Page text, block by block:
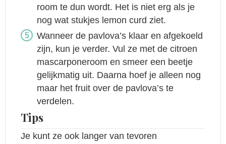
room te dun wordt. Het is niet erg als je
nog wat stukjes lemon curd ziet.
Wanneer de pavlova’s klaar en afgekoeld
zijn, kun je verder. Vul ze met de citroen
mascarponeroom en smeer een beetje
gelijkmatig uit. Daarna hoef je alleen nog
maar het fruit over de pavlova’s te
verdelen.
Tips
Je kunt ze ook langer van tevoren